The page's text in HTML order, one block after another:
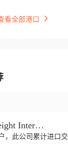
看全部港口
P.don Transfreight International
，此公司累计进口交